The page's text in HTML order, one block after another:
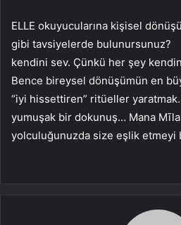
ELLE okuyucularına kişisel
gibi tavsiyelerde bulunursunuz?
kendini sev. Çünkü her şey
Bence bireysel dönüşümün en
“iyi hissettiren” ritüeller
yumuşak bir dokunuş… Mana
yolculuğunuzda size eşlik etmeyi